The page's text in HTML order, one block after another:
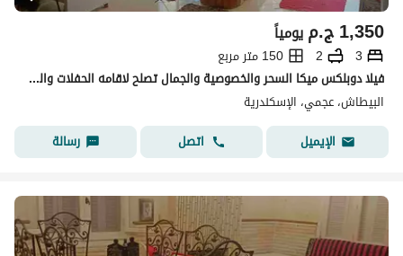
ج.م1,350 يومياً
3
2
150 متر مربع
فيلا دوبلكس ميكا السحر والخصوصية والجمال تصلح لاقامه الحفلات والمناسبات بجوار البحر مدخل خاص للشط ميكا درويش شهر العسل البيطاش العجمي الإسكندرية
البيطاش، عجمي، الإسكندرية
الإيميل
اتصل رسالة